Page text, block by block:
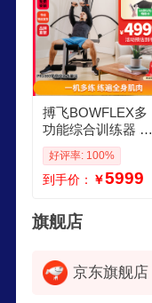
搏飞BOWFLEX多
功能综合训练器 家
庭力量训练器械 拉
力器PR1000可折叠
25种训练模式 卧推
好评率: 100%
到手价： ￥5999
旗舰店
京东旗舰店